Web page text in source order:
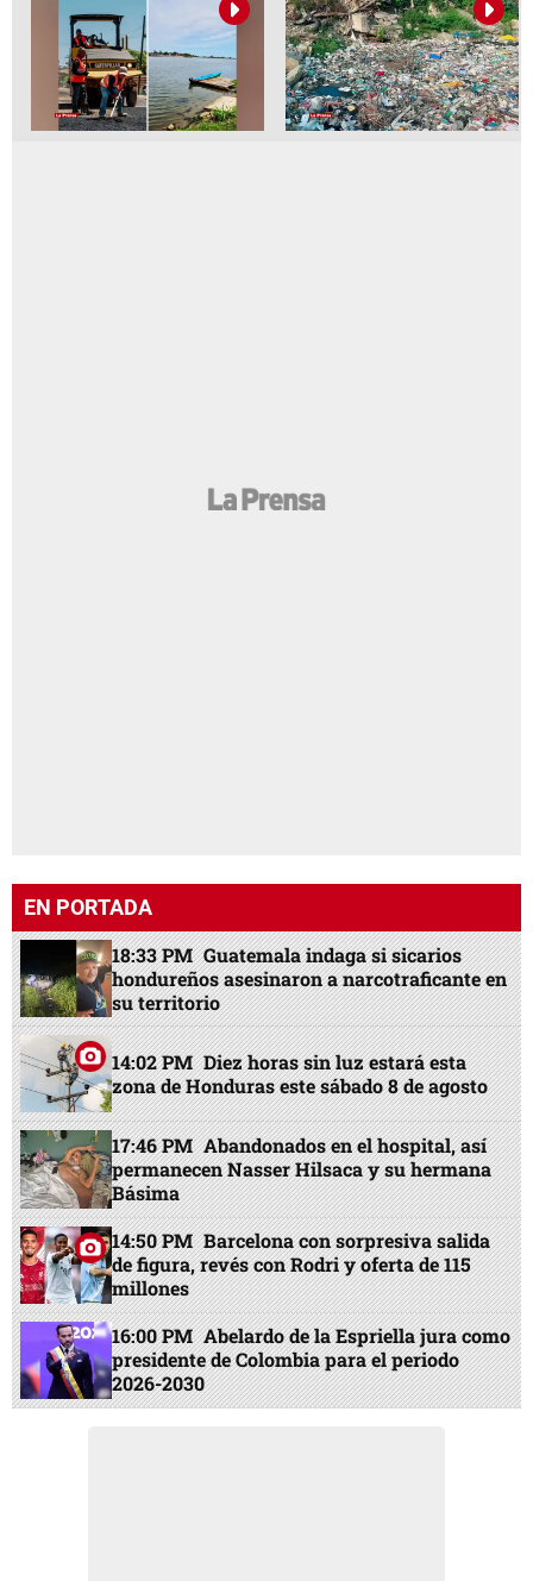
EN PORTADA
18:33 PM Guatemala indaga si sicarios
hondureños asesinaron a narcotraficante en
su territorio
14:02 PM Diez horas sin luz estará esta
zona de Honduras este sábado 8 de agosto
17:46 PM Abandonados en el hospital, así
permanecen Nasser Hilsaca y su hermana
Básima
14:50 PM Barcelona con sorpresiva salida
de figura, revés con Rodri y oferta de 115
millones
16:00 PM Abelardo de la Espriella jura como
presidente de Colombia para el periodo
2026-2030